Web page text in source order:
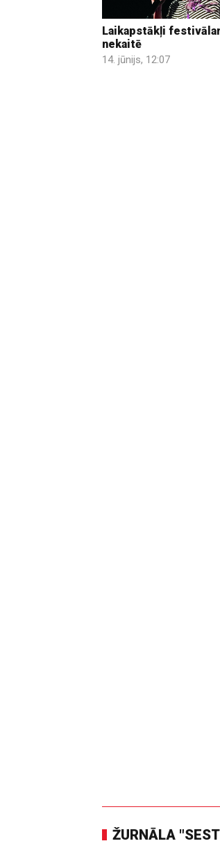
Laikapstākļi
nekaitē
14. jūnijs, 12:07
ŽURNĀLA